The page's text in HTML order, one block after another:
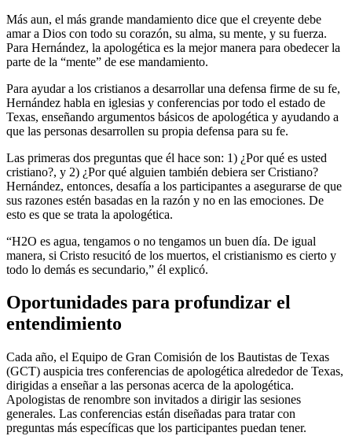
Más aun, el más grande mandamiento dice que el creyente debe
amar a Dios con todo su corazón, su alma, su mente, y su fuerza.
Para Hernández, la apologética es la mejor manera para obedecer la
parte de la “mente” de ese mandamiento.
Para ayudar a los cristianos a desarrollar una defensa firme de su fe,
Hernández habla en iglesias y conferencias por todo el estado de
Texas, enseñando argumentos básicos de apologética y ayudando a
que las personas desarrollen su propia defensa para su fe.
Las primeras dos preguntas que él hace son: 1) ¿Por qué es usted
cristiano?, y 2) ¿Por qué alguien también debiera ser Cristiano?
Hernández, entonces, desafía a los participantes a asegurarse de que
sus razones estén basadas en la razón y no en las emociones. De
esto es que se trata la apologética.
“H2O es agua, tengamos o no tengamos un buen día. De igual
manera, si Cristo resucitó de los muertos, el cristianismo es cierto y
todo lo demás es secundario,” él explicó.
Oportunidades para profundizar el
entendimiento
Cada año, el Equipo de Gran Comisión de los Bautistas de Texas
(GCT) auspicia tres conferencias de apologética alrededor de Texas,
dirigidas a enseñar a las personas acerca de la apologética.
Apologistas de renombre son invitados a dirigir las sesiones
generales. Las conferencias están diseñadas para tratar con
preguntas más específicas que los participantes puedan tener.